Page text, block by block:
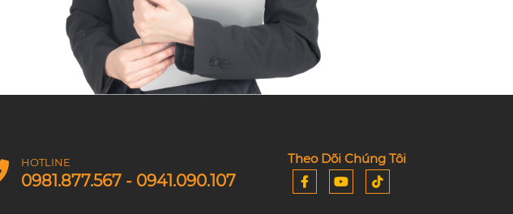
HOTLINE
0981.877.567 - 0941.090.107
Theo Dõi Chúng Tôi